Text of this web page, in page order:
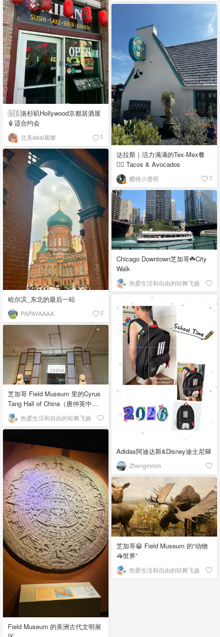
🇺🇸洛杉矶Hollywood京都居酒屋
🏮适合约会
北美deal蜀黎 1
达拉斯｜活力满满的Tex-Mex餐
👉🏼 Tacos & Avocados
樱桃小透明 3
哈尔滨_东北的最后一站
PAPAYAAAA 2
Chicago Downtown芝加哥☘️City
Walk
热爱生活和自由的轻舞飞扬
Adidas阿迪达斯&Disney迪士尼🎒
Zhengmmm
芝加哥 Field Museum 里的Cyrus
Tang Hall of China（唐仲英中国
馆） 热爱生活和自由的轻舞飞扬
Field Museum 的美洲古代文明展
芝加哥😁 Field Museum 的“动物
🦓世界”
热爱生活和自由的轻舞飞扬